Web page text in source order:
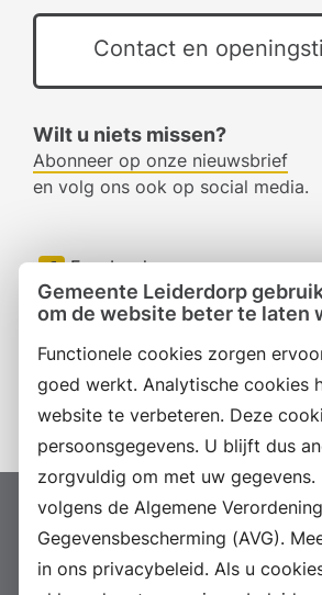
Gemeente Leiderdorp
om de website beter te laten
Functionele cookies zorgen
goed werkt. Analytische cookies
website te verbeteren. Deze
persoonsgegevens. U blijft dus
zorgvuldig om met uw gegevens.
volgens de Algemene Verordening
Gegevensbescherming (AVG).
in ons privacybeleid. Als u
Contact en
Wilt u niets missen?
Abonneer op onze nieuwsbrief
en volg ons ook op social media.
Facebook
RSS
LinkedIn
Proclaimer Colofon
Sitemap
Privacyverklaring